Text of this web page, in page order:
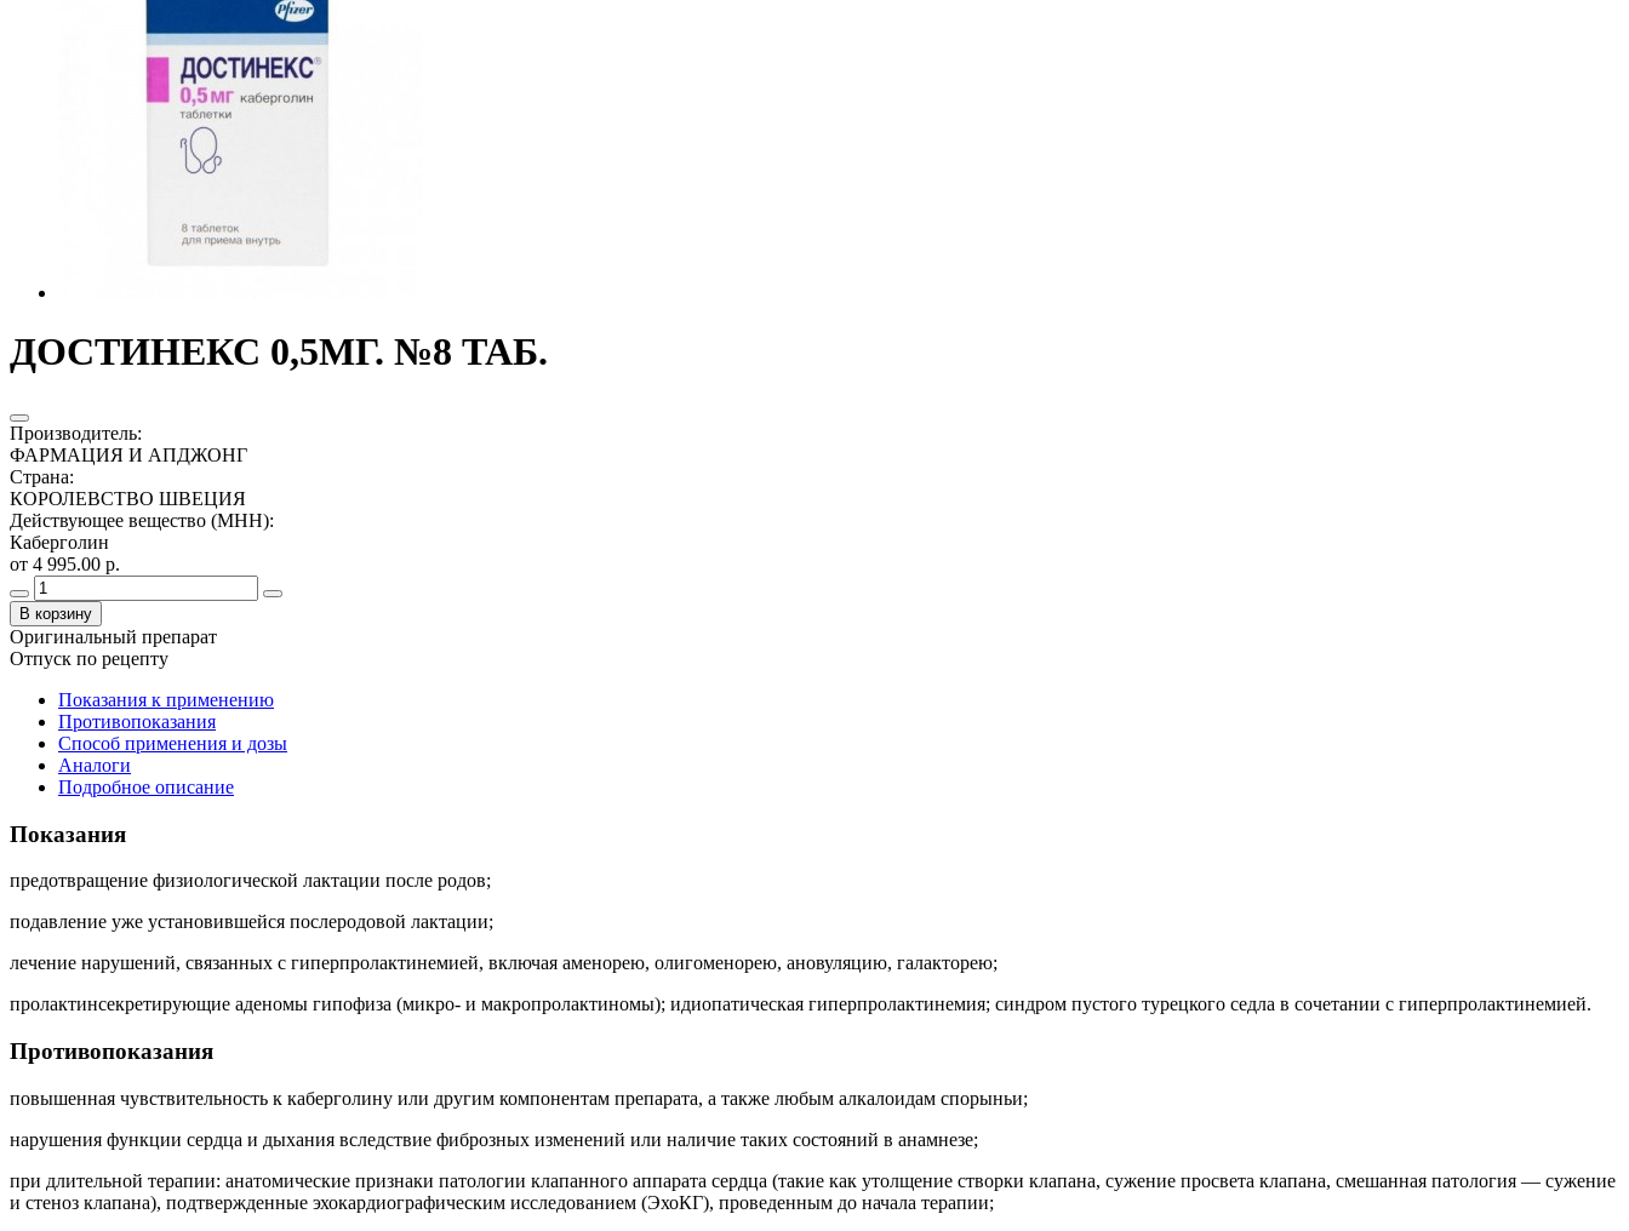
ДОСТИНЕКС 0,5МГ. №8 ТАБ.
Производитель:
ФАРМАЦИЯ И АПДЖОНГ
Страна:
КОРОЛЕВСТВО ШВЕЦИЯ
Действующее вещество (МНН):
Каберголин
от 4 995.00 р.
В корзину
Оригинальный препарат
Отпуск по рецепту
Показания к применению
Противопоказания
Способ применения и дозы
Аналоги
Подробное описание
Показания
предотвращение физиологической лактации после родов;
подавление уже установившейся послеродовой лактации;
лечение нарушений, связанных с гиперпролактинемией, включая аменорею, олигоменорею, ановуляцию, галакторею;
пролактинсекретирующие аденомы гипофиза (микро- и макропролактиномы); идиопатическая гиперпролактинемия; синдром пустого турецкого седла в сочетании с гиперпролактинемией.
Противопоказания
повышенная чувствительность к каберголину или другим компонентам препарата, а также любым алкалоидам спорыньи;
нарушения функции сердца и дыхания вследствие фиброзных изменений или наличие таких состояний в анамнезе;
при длительной терапии: анатомические признаки патологии клапанного аппарата сердца (такие как утолщение створки клапана, сужение просвета клапана, смешанная патология — сужение
и стеноз клапана), подтвержденные эхокардиографическим исследованием (ЭхоКГ), проведенным до начала терапии;